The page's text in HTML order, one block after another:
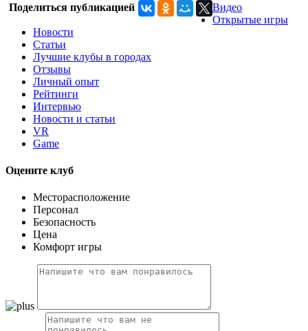
Поделиться публикацией
Видео
Открытые игры
Новости
Статьи
Лучшие клубы в городах
Отзывы
Личный опыт
Рейтинги
Интервью
Новости и статьи
VR
Game
Оцените клуб
Месторасположение
Персонал
Безопасность
Цена
Комфорт игры